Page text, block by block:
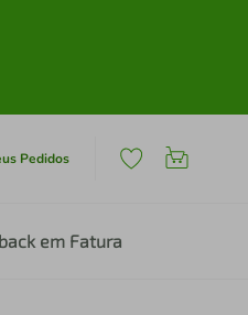
Pedidos
em Fatura